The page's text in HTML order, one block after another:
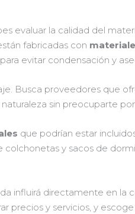
evaluar la calidad del
fabricadas con
evitar condensación y
Busca proveedores que
sin preocuparte
que podrían estar
colchonetas y sacos de
influirá directamente en
precios y servicios, y